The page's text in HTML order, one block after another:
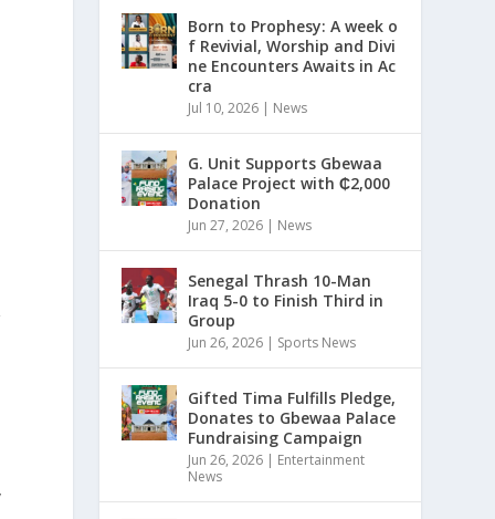
Born to Prophesy: A week o
f Revivial, Worship and Divi
ne Encounters Awaits in Ac
cra
Jul 10, 2026 | News
G. Unit Supports Gbewaa
Palace Project with ₵2,000
Donation
Jun 27, 2026 | News
Senegal Thrash 10-Man
Iraq 5-0 to Finish Third in
Group
Jun 26, 2026 | Sports News
Gifted Tima Fulfills Pledge,
Donates to Gbewaa Palace
Fundraising Campaign
Jun 26, 2026 | Entertainment
News